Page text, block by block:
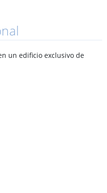
un edificio exclusivo de